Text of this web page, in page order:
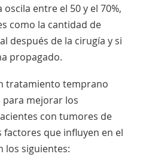
entre el 50 y el 70%,
como la cantidad de
después de la cirugía y si
propagado.
tratamiento temprano
para mejorar los
con tumores de
factores que influyen en el
los siguientes: